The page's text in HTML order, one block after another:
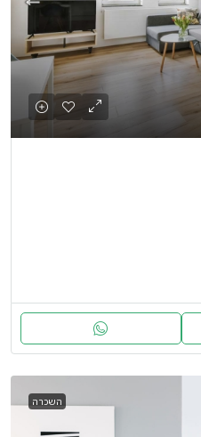
השכרה